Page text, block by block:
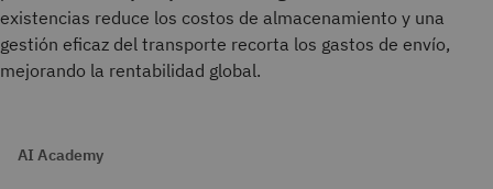
existencias reduce los costos de almacenamiento y una
gestión eficaz del transporte recorta los gastos de envío,
mejorando la rentabilidad global.
AI Academy